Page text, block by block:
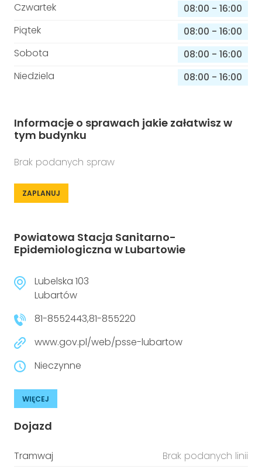
Czwartek 08:00 - 16:00
Piątek
08:00 - 16:00
Sobota
08:00 - 16:00
Niedziela
08:00 - 16:00
Informacje o sprawach jakie załatwisz w
tym budynku
Brak podanych spraw
ZAPLANUJ
Powiatowa Stacja Sanitarno-
Epidemiologiczna w Lubartowie
Lubelska 103
Lubartów
81-8552443,81-855220
www.gov.pl/web/psse-lubartow
Nieczynne
WIĘCEJ
Dojazd
Tramwaj
Brak podanych linii